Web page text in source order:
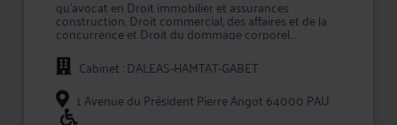
qu'avocat en Droit immobilier et assurances
construction, Droit commercial, des affaires et de la
concurrence et Droit du dommage corporel.
Maître HAMTAT intervient à la fois comme conseil en
amont des conflits, et comme avocat chargé
d'assurer la défense de vos intérêts devant les
tribunaux, que ce soit en défense, ou pour engager
une procédure contre l'adversaire.
Cabinet : DALEAS-HAMTAT-GABET
1 Avenue du Président Pierre Angot 64000 PAU